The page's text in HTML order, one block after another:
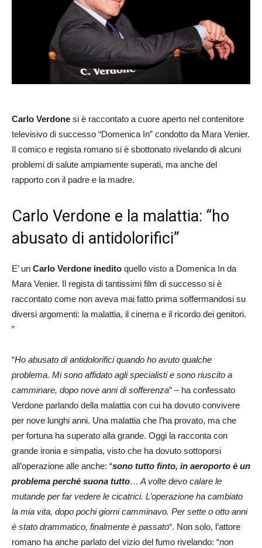
Carlo Verdone si è raccontato a cuore aperto nel contenitore
televisivo di successo “Domenica In” condotto da Mara Venier.
Il comico e regista romano si è sbottonato rivelando di alcuni
problemi di salute ampiamente superati, ma anche del
rapporto con il padre e la madre.
Carlo Verdone e la malattia: “ho
abusato di antidolorifici”
E’ un Carlo Verdone inedito quello visto a Domenica In da
Mara Venier. Il regista di tantissimi film di successo si è
raccontato come non aveva mai fatto prima soffermandosi su
diversi argomenti: la malattia, il cinema e il ricordo dei genitori.
”
“Ho abusato di antidolorifici quando ho avuto qualche
problema. Mi sono affidato agli specialisti e sono riuscito a
camminare, dopo nove anni di sofferenza” – ha confessato
Verdone parlando della malattia con cui ha dovuto convivere
per nove lunghi anni. Una malattia che l’ha provato, ma che
per fortuna ha superato alla grande. Oggi la racconta con
grande ironia e simpatia, visto che ha dovuto sottoporsi
all’operazione alle anche: “sono tutto finto, in aeroporto è un
problema perché suona tutto… A volte devo calare le
mutande per far vedere le cicatrici. L’operazione ha cambiato
la mia vita, dopo pochi giorni camminavo. Per sette o otto anni
è stato drammatico, finalmente è passato“. Non solo, l’attore
romano ha anche parlato del vizio del fumo rivelando: “non